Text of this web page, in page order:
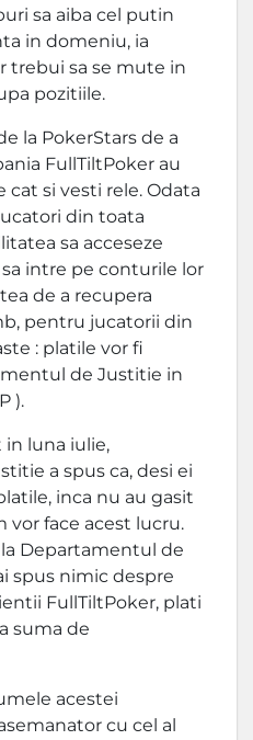
sa aiba cel putin
in domeniu, ia
trebui sa se mute in
pozitiile.
la PokerStars de a
FullTiltPoker au
si vesti rele. Odata
din toata
sa acceseze
intre pe conturile lor
de a recupera
pentru jucatorii din
: platile vor fi
de Justitie in
).
in luna iulie,
a spus ca, desi ei
inca nu au gasit
vor face acest lucru.
Departamentul de
spus nimic despre
FullTiltPoker, plati
suma de
acestei
cu cel al